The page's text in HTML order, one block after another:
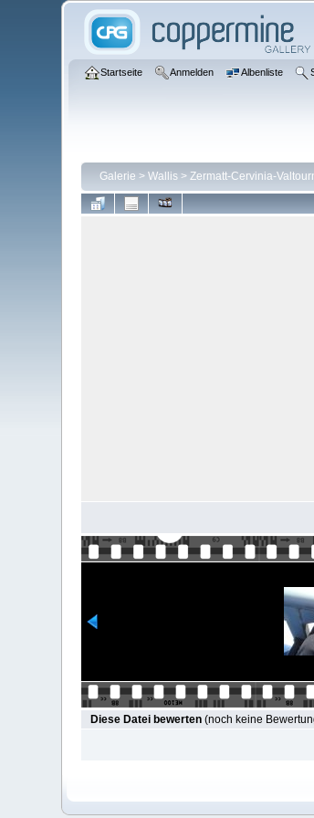
Startseite Anmelden Albenliste
Galerie > Wallis> Zermatt-Cervinia-
Diese Datei bewerten(noch keine